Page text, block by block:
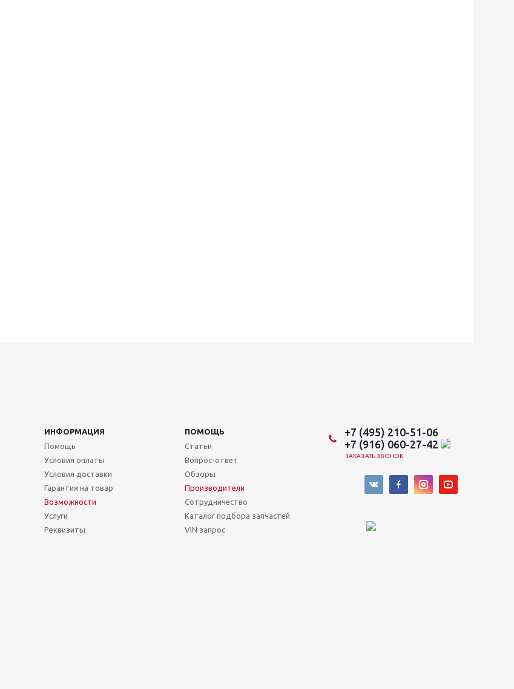
ИНФОРМАЦИЯ
ПОМОЩЬ
Помощь
Условия оплаты
Условия доставки
Гарантия на товар
Возможности
Услуги
Реквизиты
Статьи
Вопрос-ответ
Обзоры
Производители
Сотрудничество
Каталог подбора запчастей
VIN запрос
+7 (495) 210-51-06
+7 (916) 060-27-42
ЗАКАЗАТЬ ЗВОНОК